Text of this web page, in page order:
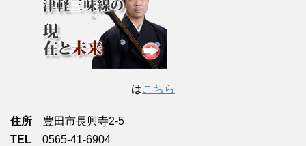
はこちら
住所 豊田市長興寺2-5
TEL 0565-41-6904